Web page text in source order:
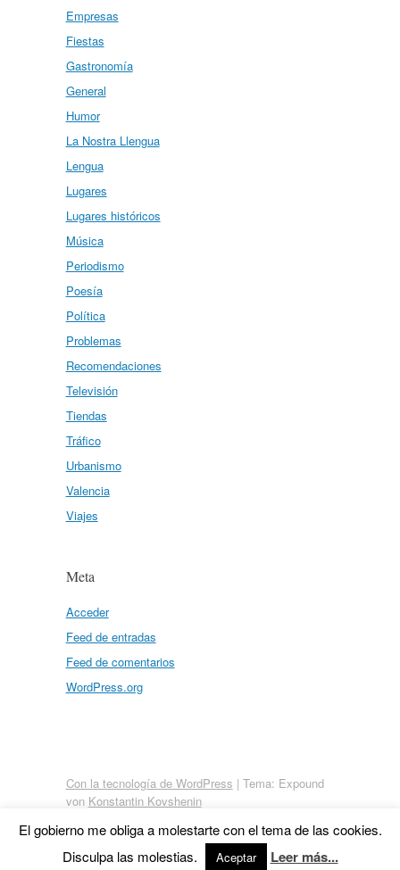
Empresas
Fiestas
Gastronomía
General
Humor
La Nostra Llengua
Lengua
Lugares
Lugares históricos
Música
Periodismo
Poesía
Política
Problemas
Recomendaciones
Televisión
Tiendas
Tráfico
Urbanismo
Valencia
Viajes
Meta
Acceder
Feed de entradas
Feed de comentarios
WordPress.org
Con la tecnología de WordPress | Tema: Expound
von Konstantin Kovshenin
El gobierno me obliga a molestarte con el tema de las cookies.
Disculpa las molestias.
Aceptar Leer más...